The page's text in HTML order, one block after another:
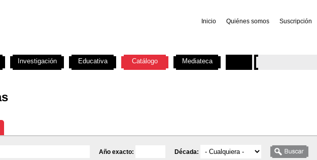
Inicio Quiénes somos Suscripción
Año exacto: Década:
Investigación Educativa Catálogo Mediateca